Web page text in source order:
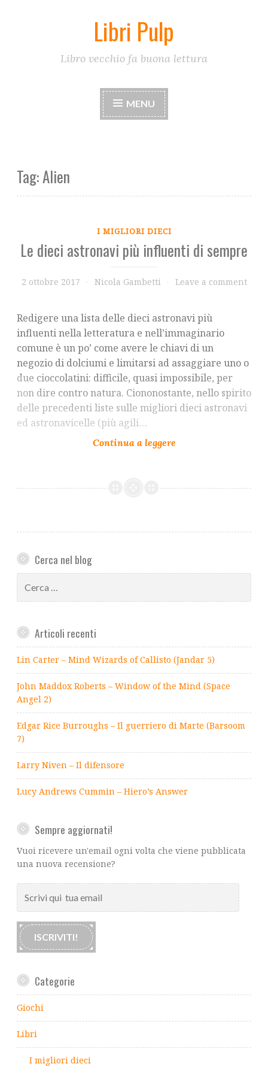
Libri Pulp
Libro vecchio fa buona lettura
MENU
Tag:Alien
I MIGLIORI DIECI
Le dieci astronavi più influenti di sempre
2 ottobre 2017 Nicola Gambetti Leave a comment
Redigere una lista delle dieci astronavi più
influenti nella letteratura e nell’immaginario
comune è un po’ come avere le chiavi di un
negozio di dolciumi e limitarsi ad assaggiare uno o
due cioccolatini: difficile, quasi impossibile, per
non dire contro natura. Ciononostante, nello spirito
delle precedenti liste sulle migliori dieci astronavi
ed astronavicelle (più agili…
Cerca nel blog
per:
Articoli recenti
Lin Carter – Mind Wizards of Callisto (Jandar 5)
John Maddox Roberts – Window of the Mind (Space
Angel 2)
Edgar Rice Burroughs – Il guerriero di Marte (Barsoom
7)
Larry Niven – Il difensore
Lucy Andrews Cummin – Hiero’s Answer
Sempre aggiornati!
Vuoi ricevere un'email ogni volta che viene pubblicata
una nuova recensione?
qui
tua
email
ISCRIVITI!
Categorie
Giochi
Libri
I migliori dieci